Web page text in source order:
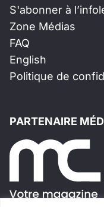
S'abonner à
Zone Médias
FAQ
English
Politique de
PARTENAIRE